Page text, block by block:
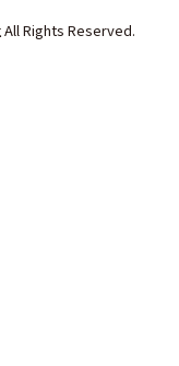
Rights Reserved.